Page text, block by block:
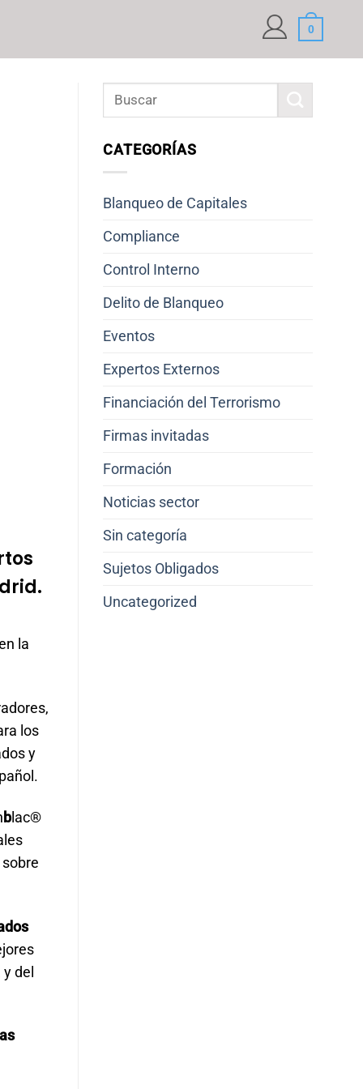
0
la
los
y
blac®
del
CATEGORÍAS
Blanqueo de Capitales
Compliance
Control Interno
Delito de Blanqueo
Eventos
Expertos Externos
Financiación del Terrorismo
Firmas invitadas
Formación
Noticias sector
Sin categoría
Sujetos Obligados
Uncategorized